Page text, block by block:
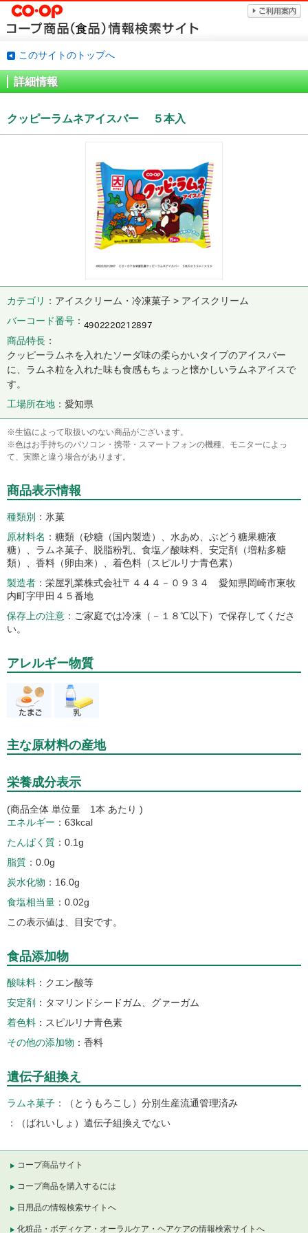
このサイトのトップへ
詳細情報
クッピーラムネアイスバー ５本入
カテゴリ
アイスクリーム・冷凍菓子 > アイスクリーム
バーコード番号
商品特長
クッピーラムネを入れたソーダ味の柔らかいタイプのアイスバー
に、ラムネ粒を入れた味も食感もちょっと懐かしいラムネアイスで
す。
工場所在地
愛知県
※生協によって取扱いのない商品がございます。
※色はお手持ちのパソコン・携帯・スマートフォンの機種、モニターによっ
て、実際と違う場合があります。
商品表示情報
種類別
氷菓
原材料名
糖類（砂糖（国内製造）、水あめ、ぶどう糖果糖液
糖）、ラムネ菓子、脱脂粉乳、食塩／酸味料、安定剤（増粘多糖
類）、香料（卵由来）、着色料（スピルリナ青色素）
製造者
栄屋乳業株式会社〒４４４－０９３４ 愛知県岡崎市東牧
内町字甲田４５番地
保存上の注意
ご家庭では冷凍（－１８℃以下）で保存してくださ
い。
アレルギー物質
主な原材料の産地
栄養成分表示
(商品全体 単位量 1本 あたり )
エネルギー
63kcal
たんぱく質
0.1g
脂質
0.0g
炭水化物
16.0g
食塩相当量
0.02g
この表示値は、目安です。
食品添加物
酸味料
クエン酸等
安定剤
タマリンドシードガム、グァーガム
着色料
スピルリナ青色素
その他の添加物
香料
遺伝子組換え
ラムネ菓子
（とうもろこし）分別生産流通管理済み
（ばれいしょ）遺伝子組換えでない
コープ商品サイト
コープ商品を購入するには
日用品の情報検索サイトへ
化粧品・ボディケア・オーラルケア・ヘアケアの情報検索サイトへ